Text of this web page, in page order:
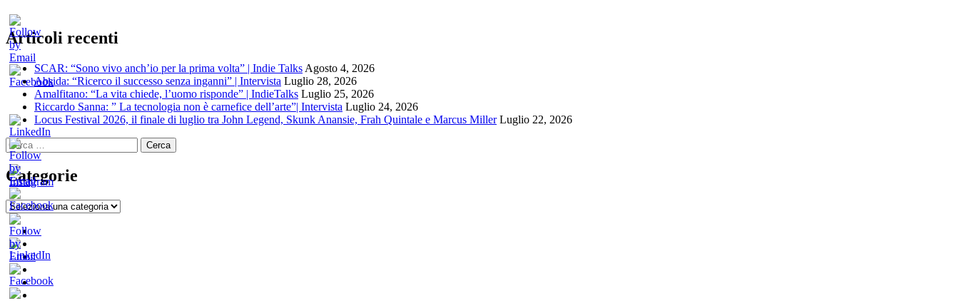
Articoli recenti
SCAR: “Sono vivo anch’io per la prima volta” | Indie Talks Agosto 4, 2026
Absida: “Ricerco il successo senza inganni” | Intervista Luglio 28, 2026
Amalfitano: “La vita chiede, l’uomo risponde” | IndieTalks Luglio 25, 2026
Riccardo Sanna: ” La tecnologia non è carnefice dell’arte”| Intervista Luglio 24, 2026
Locus Festival 2026, il finale di luglio tra John Legend, Skunk Anansie, Frah Quintale e Marcus Miller Luglio 22, 2026
Ricerca
per:
Categorie
Categorie
Home
Indie
Music
Interviste
Recensioni
Indie